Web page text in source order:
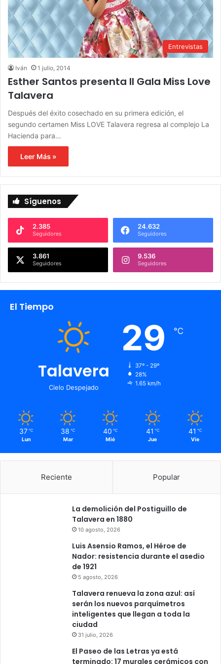
Entrevistas
Iván 1 julio, 2014
Esther Santos presenta II Gala Miss Love
Talavera
Después del éxito cosechado en su primera edición, el
segundo certamen Miss LOVE Talavera regresa al complejo La
Hacienda para…
Leer Más »
Síguenos
2.385
Seguidores
24.632
Seguidores
3.861
Seguidores
9.536
Seguidores
El Tiempo
Talavera
Cielo Despejado
29 ℃
37º - 29º
28%
1.65 km/h
37 ℃
Lun
38 ℃
Mar
40 ℃
Mié
41 ℃
Jue
41 ℃
Vie
Reciente Popular
La demolición del Postiguillo de
Talavera en 1880
10 agosto, 2026
Luis Asensio Ramos, el Héroe de
Nador: resistencia durante el asedio
de 1921
5 agosto, 2026
Talavera renueva la zona azul: así
serán los nuevos parquímetros
inteligentes que llegan a toda la
ciudad
31 julio, 2026
El Paseo de las Letras ya está
terminado: 17 murales cerámicos con